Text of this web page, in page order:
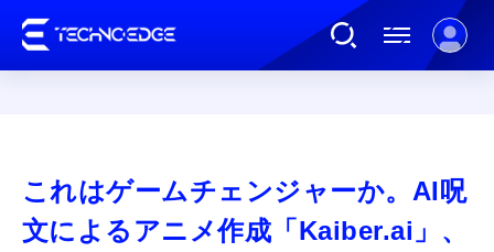
AI
これはゲームチェンジャーか。AI呪
文によるアニメ作成「Kaiber.ai」、